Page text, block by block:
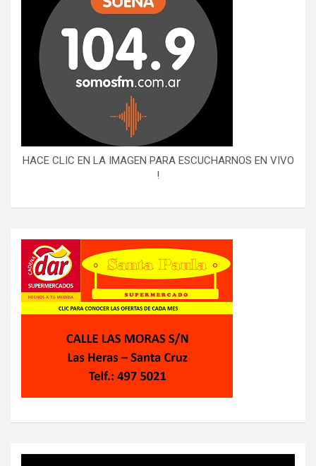
HACE CLIC EN LA IMAGEN PARA ESCUCHARNOS EN VIVO
!